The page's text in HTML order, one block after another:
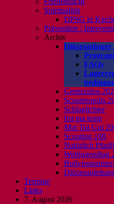
Spiritualität
DPSG in
Prävention /
Archiv
Diözesanlager
FAQs
Grenzenlos
Scouttropolis
Schlaglichter
fisi ma tente
Mut Tut Gut
Scouting 100
Natürlich
Weltjugendtag
Termine
Links
7. August 2026